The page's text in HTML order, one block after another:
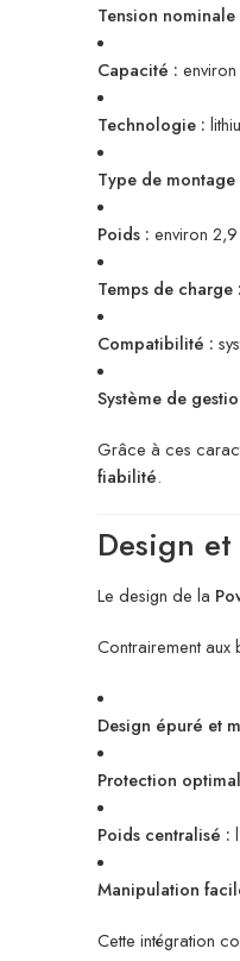
Tension nominale
Capacité :
Technologie :
Type de montage
Poids : environ
Temps de charge :
Compatibilité :
Système de
Grâce à ces
fiabilité.
Design
Le design de la
Contrairement aux
Design épuré et
Protection
Poids centralisé :
Manipulation
Cette intégration